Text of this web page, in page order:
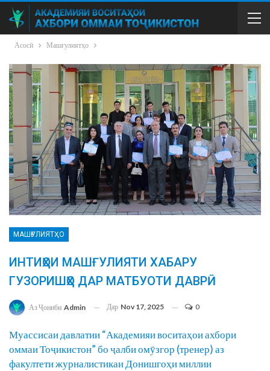
Асосӣ Машғулиятҳо
МАШҒУЛИЯТҲО
ИНТИҲОИ МАШҒУЛИЯТИ ХАБАРУ
ГУЗОРИШҲО ДАР МАТБУОТИ ДАВРӢ
Аз Ҷониби Admin Дар Nov 17, 2025 0
Муассисаи давлатии “Академияи воситаҳои ахбори
оммаи Тоҷикистон” бо ҷалби омӯзгор (тренер) аз
факултети журналистикаи Донишгоҳи миллии